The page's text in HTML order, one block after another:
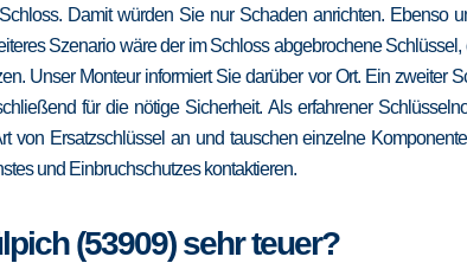
Damit würden Sie nur Schaden anrichten. Ebenso
Szenario wäre der im Schloss abgebrochene
Unser Monteur informiert Sie darüber vor Ort. Ein zweiter
für die nötige Sicherheit. Als erfahrener
von Ersatzschlüssel an und tauschen einzelne
und Einbruchschutzes kontaktieren.
(53909) sehr teuer?